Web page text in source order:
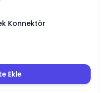
Konnektör
Ekle